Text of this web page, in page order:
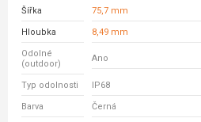
Šířka 75,7 mm
Hloubka 8,49 mm
Odolné
(outdoor)
Ano
Typ odolnosti IP68
Barva Černá